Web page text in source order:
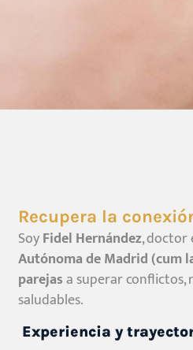
Recupera la
SoyFidel Hernández, doctor
Autónoma de Madrid (cum
parejasa superar conflictos,
saludables.
Experiencia y